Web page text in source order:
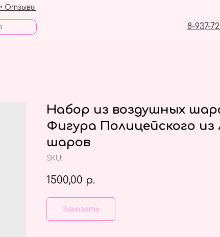
8-937-
• Отзывы
Набор из воздушных
Фигура Полицейского из
шаров
SKU:
1500,00 р.
Заказать